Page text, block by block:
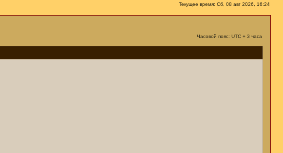
Текущее время: Сб, 08 авг 2026, 16:24
Часовой пояс: UTC + 3 часа